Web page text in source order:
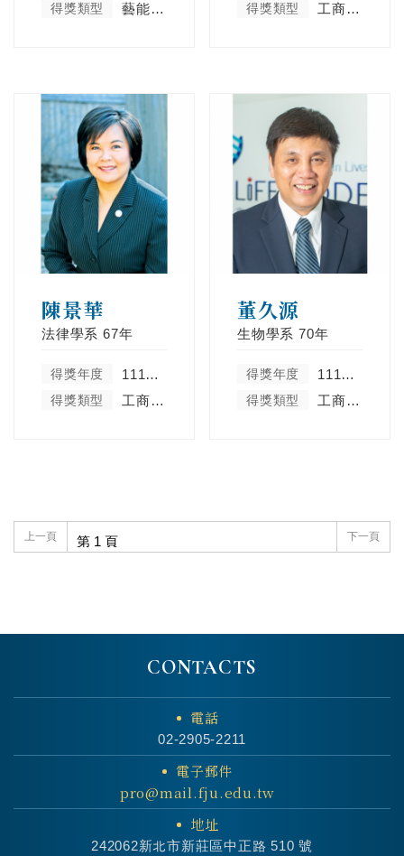
得獎類型 藝能體育類 得獎類型 工商菁英類
陳景華
法律學系 67年
得獎年度 111學年度
得獎類型 工商菁英類
董久源
生物學系 70年
得獎年度 111學年度
得獎類型 工商菁英類
上一頁 下一頁
CONTACTS
電話
02-2905-2211
電子郵件
pro@mail.fju.edu.tw
地址
242062新北市新莊區中正路 510 號